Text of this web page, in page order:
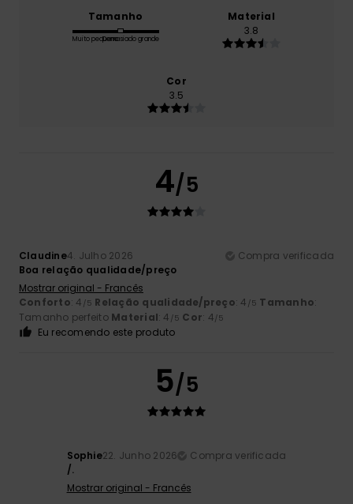
Tamanho
Muito pequenoDemasiado grande
Material
3.8
Cor
3.5
4/5
Claudine4. Julho 2026
Compra verificada
Boa relação qualidade/preço
Mostrar original - Francês
Conforto: 4 /5 Relação qualidade/preço: 4 /5 Tamanho:
Tamanho perfeito Material: 4 /5 Cor: 4/5
Eu recomendo este produto
5/5
Sophie22. Junho 2026
Compra verificada
/.
Mostrar original - Francês